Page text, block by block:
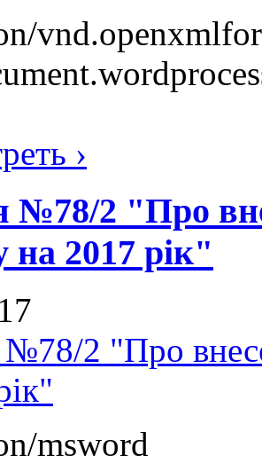
›
№78/2 "Про
на 2017 рік"
2 "Про